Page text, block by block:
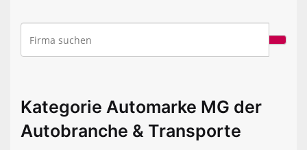
Kategorie Automarke MG der
Autobranche & Transporte